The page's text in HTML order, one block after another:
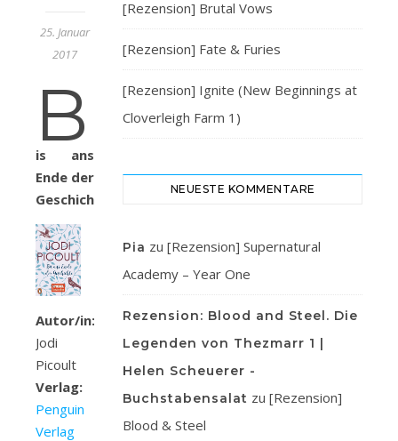
25. Januar
2017
B
is ans
Ende der
Geschichte
Autor/in:
Jodi
Picoult
Verlag:
Penguin
Verlag
[Rezension] Brutal Vows
[Rezension] Fate & Furies
[Rezension] Ignite (New Beginnings at
Cloverleigh Farm 1)
NEUESTE KOMMENTARE
Pia zu [Rezension] Supernatural
Academy – Year One
Rezension: Blood and Steel. Die
Legenden von Thezmarr 1 |
Helen Scheuerer -
Buchstabensalat zu [Rezension]
Blood & Steel